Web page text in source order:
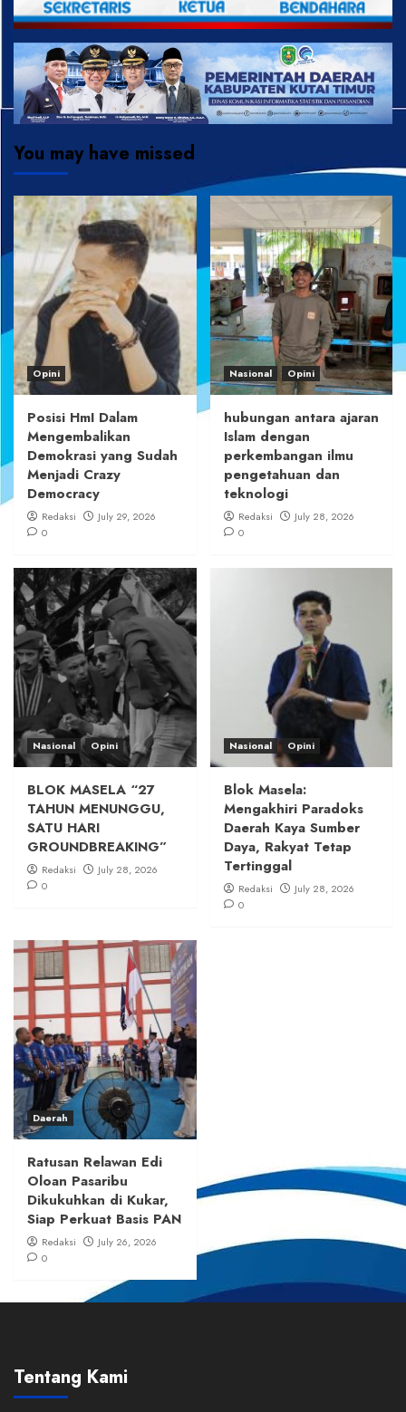
You may have missed
Opini
Posisi HmI Dalam
Mengembalikan
Demokrasi yang Sudah
Menjadi Crazy
Democracy
Redaksi
July 29, 2026
0
Nasional Opini
hubungan antara ajaran
Islam dengan
perkembangan ilmu
pengetahuan dan
teknologi
Redaksi
July 28, 2026
0
Nasional Opini
BLOK MASELA “27
TAHUN MENUNGGU,
SATU HARI
GROUNDBREAKING”
Redaksi
July 28, 2026
0
Nasional Opini
Blok Masela:
Mengakhiri Paradoks
Daerah Kaya Sumber
Daya, Rakyat Tetap
Tertinggal
Redaksi
July 28, 2026
0
Daerah
Ratusan Relawan Edi
Oloan Pasaribu
Dikukuhkan di Kukar,
Siap Perkuat Basis PAN
Redaksi
July 26, 2026
0
Tentang Kami